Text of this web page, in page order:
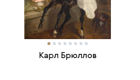
Карл Брюллов